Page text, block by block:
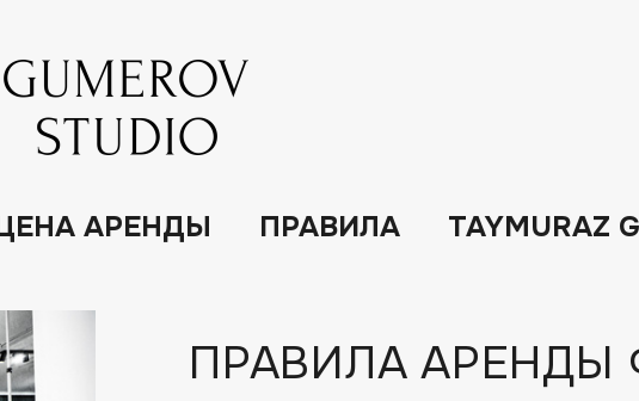
АРЕНДЫ ПРАВИЛА TAYMURAZ
ПРАВИЛА АРЕНДЫ